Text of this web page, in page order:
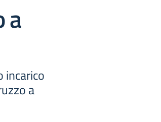
a
incarico
a